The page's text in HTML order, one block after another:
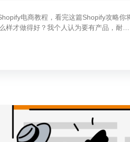
电商教程，看完这篇Shopify攻略
样才做得好？我个人认为要有产品，耐…